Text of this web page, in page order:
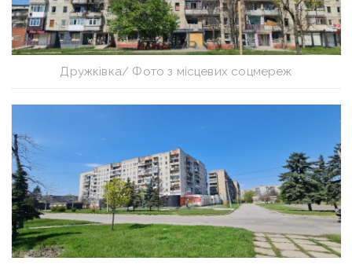
Дружківка/ Фото з місцевих соцмереж